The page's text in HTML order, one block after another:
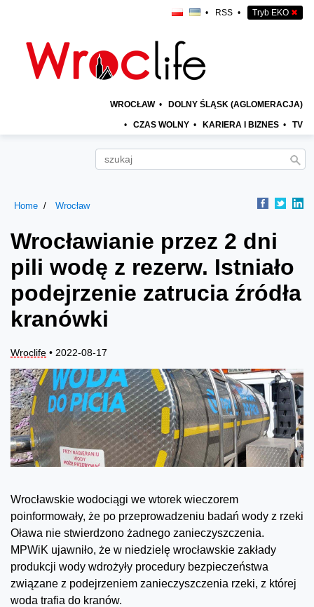
• RSS • Tryb EKO ✖
WROCŁAW • DOLNY ŚLĄSK (AGLOMERACJA)
• CZAS WOLNY • KARIERA I BIZNES • TV
Home Wrocław
Wrocławianie przez 2 dni
pili wodę z rezerw. Istniało
podejrzenie zatrucia źródła
kranówki
Wroclife • 2022-08-17
Wrocławskie wodociągi we wtorek wieczorem
poinformowały, że po przeprowadzeniu badań wody z rzeki
Oława nie stwierdzono żadnego zanieczyszczenia.
MPWiK ujawniło, że w niedzielę wrocławskie zakłady
produkcji wody wdrożyły procedury bezpieczeństwa
związane z podejrzeniem zanieczyszczenia rzeki, z której
woda trafia do kranów.